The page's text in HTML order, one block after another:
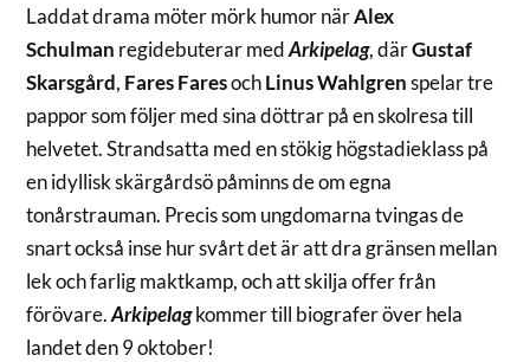
Laddat drama möter mörk humor närAlex
Schulman regidebuterar medArkipelag, därGustaf
Skarsgård, Fares FaresochLinus Wahlgrenspelar tre
pappor som följer med sina döttrar på en skolresa till
helvetet. Strandsatta med en stökig högstadieklass på
en idyllisk skärgårdsö påminns de om egna
tonårstrauman. Precis som ungdomarna tvingas de
snart också inse hur svårt det är att dra gränsen mellan
lek och farlig maktkamp, och att skilja offer från
förövare.Arkipelagkommer till biografer över hela
landet den 9 oktober!